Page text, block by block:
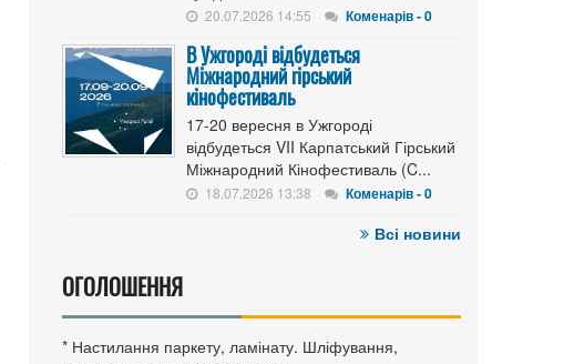
20.07.2026 14:55 Коменарів - 0
В Ужгороді відбудеться
Міжнародний гірський
кінофестиваль
17-20 вересня в Ужгороді
відбудеться VII Карпатський Гірський
Міжнародний Кінофестиваль (C...
18.07.2026 13:38 Коменарів - 0
Всі новини
ОГОЛОШЕННЯ
* Настилання паркету, ламінату. Шліфування,